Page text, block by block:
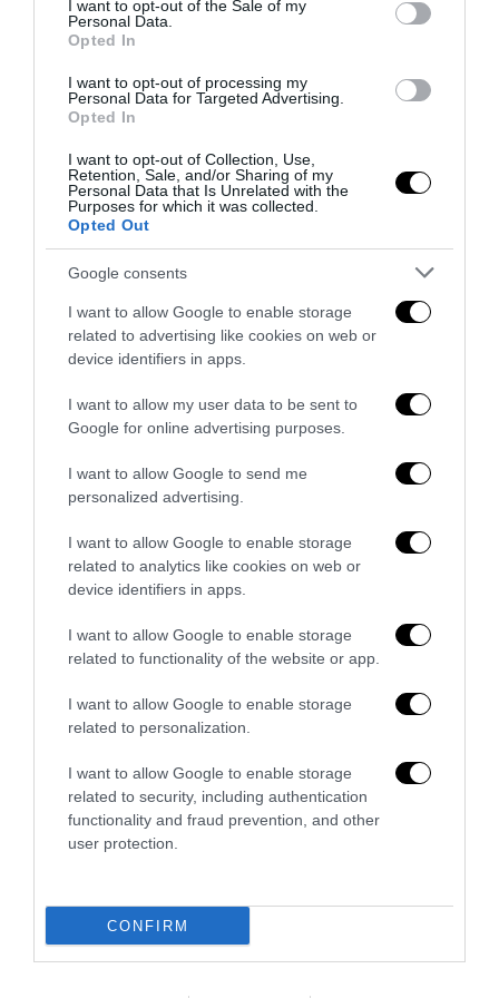
I want to opt-out of the Sale of my
Personal Data.
Opted In
I want to opt-out of processing my
Personal Data for Targeted Advertising.
Opted In
I want to opt-out of Collection, Use,
Retention, Sale, and/or Sharing of my
Personal Data that Is Unrelated with the
Purposes for which it was collected.
Opted Out
Google consents
I want to allow Google to enable storage
related to advertising like cookies on web or
device identifiers in apps.
I want to allow my user data to be sent to
Google for online advertising purposes.
I want to allow Google to send me
personalized advertising.
I want to allow Google to enable storage
related to analytics like cookies on web or
device identifiers in apps.
I want to allow Google to enable storage
related to functionality of the website or app.
I want to allow Google to enable storage
related to personalization.
I want to allow Google to enable storage
related to security, including authentication
functionality and fraud prevention, and other
user protection.
CONFIRM
La Camera boccia il patentino antifascista per parlare a
Montecitorio: palo clamoroso del Pd
La sinistra è così serva delle toghe da odiare persino il
5 Agosto 2026